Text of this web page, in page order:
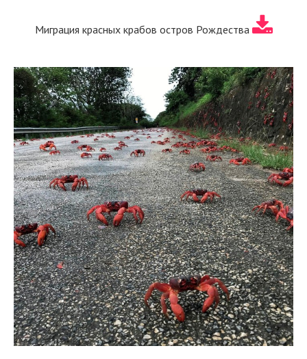
Миграция красных крабов остров Рождества